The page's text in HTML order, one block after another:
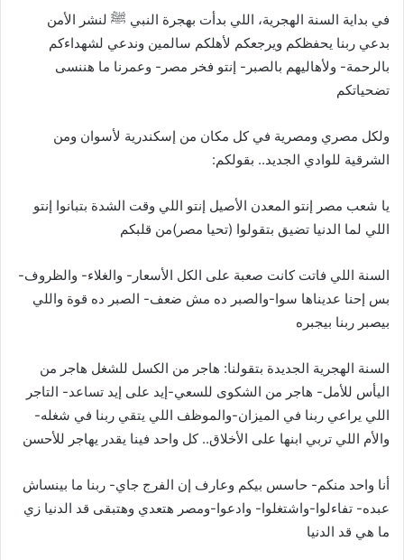
في بداية السنة الهجرية، اللي بدأت بهجرة النبي ﷺ لنشر الأمن
بدعي ربنا يحفظكم ويرجعكم لأهلكم سالمين وندعي لشهداءكم
بالرحمة- ولأهاليهم بالصبر- إنتو فخر مصر- وعمرنا ما هننسى
تضحياتكم
ولكل مصري ومصرية في كل مكان من إسكندرية لأسوان ومن
الشرقية للوادي الجديد.. بقولكم:
يا شعب مصر إنتو المعدن الأصيل إنتو اللي وقت الشدة بتبانوا إنتو
اللي لما الدنيا تضيق بتقولوا (تحيا مصر)من قلبكم
السنة اللي فاتت كانت صعبة على الكل الأسعار- والغلاء- والظروف-
بس إحنا عديناها سوا-والصبر ده مش ضعف- الصبر ده قوة واللي
بيصبر ربنا بيجبره
السنة الهجرية الجديدة بتقولنا: هاجر من الكسل للشغل هاجر من
اليأس للأمل- هاجر من الشكوى للسعي-إيد على إيد تساعد- التاجر
اللي يراعي ربنا في الميزان-والموظف اللي يتقي ربنا في شغله-
والأم اللي تربي ابنها على الأخلاق.. كل واحد فينا يقدر يهاجر للأحسن
أنا واحد منكم- حاسس بيكم وعارف إن الفرج جاي- ربنا ما بينساش
عبده- تفاءلوا-واشتغلوا- وادعوا-ومصر هتعدي وهتبقى قد الدنيا زي
ما هي قد الدنيا